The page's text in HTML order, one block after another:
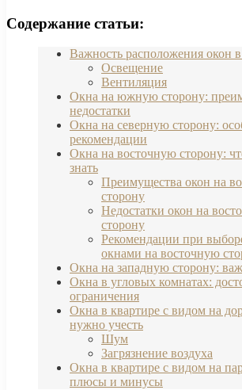
Содержание статьи:
Важность расположения окон
Освещение
Вентиляция
Окна на южную сторону:
недостатки
Окна на северную сторону:
рекомендации
Окна на восточную сторону:
знать
Преимущества окон на
сторону
Недостатки окон на
сторону
Рекомендации при
окнами на восточную
Окна на западную сторону:
Окна в угловых комнатах:
ограничения
Окна в квартире с видом на
нужно учесть
Шум
Загрязнение воздуха
Окна в квартире с видом на
плюсы и минусы